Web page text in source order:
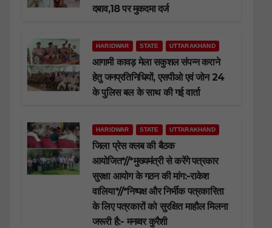
दबाव,18 पर मुकदमा दर्ज
HARIDWAR STATE UTTARAKHAND
आगामी कावड़ मेला सकुशल संपन्न कराने
हेतु जनप्रतिनिधियों, एसपीओ एवं जोन 24
के पुलिस बल के साथ की गई वार्ता
HARIDWAR STATE UTTARAKHAND
जिला प्रेस क्लब की बैठक
आयोजित*//*मुख्यमंत्री से करेंगे पत्रकार
सुरक्षा आयोग के गठन की मांग:-राकेश
वालिया*//*निष्पक्ष और निर्भीक पत्रकारिता
के लिए पत्रकारों को सुरक्षित माहौल मिलना
जरूरी है:- मनव्वर कुरैशी